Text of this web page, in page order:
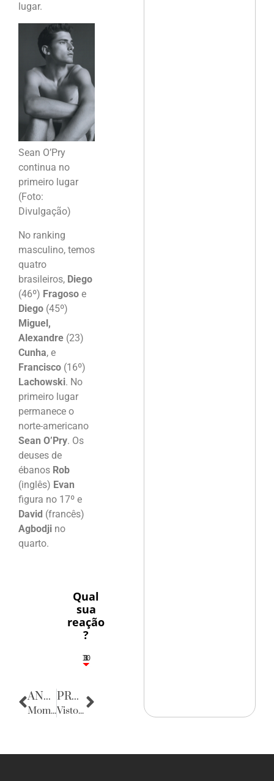
lugar.
Sean O’Pry
continua no
primeiro lugar
(Foto:
Divulgação)
No ranking
masculino, temos
quatro
brasileiros, Diego
(46º) Fragoso e
Diego (45º)
Miguel,
Alexandre (23)
Cunha, e
Francisco (16º)
Lachowski. No
primeiro lugar
permanece o
norte-americano
Sean O’Pry. Os
deuses de
ébanos Rob
(inglês) Evan
figura no 17º e
David (francês)
Agbodji no
quarto.
Qual
sua
reação
?
3
1
1
3
10
ANTERIOR
Momento de Reflexão
PRÓXIMA
Vistos para os Estados Unidos